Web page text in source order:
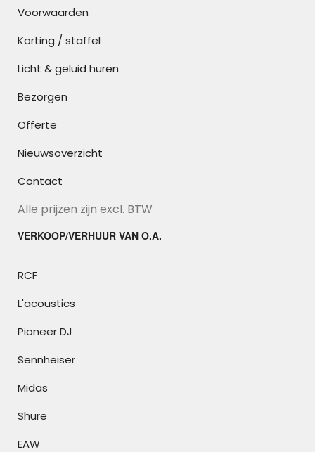
Voorwaarden
Korting / staffel
Licht & geluid huren
Bezorgen
Offerte
Nieuwsoverzicht
Contact
Alle prijzen zijn excl. BTW
VERKOOP/VERHUUR VAN O.A.
RCF
L'acoustics
Pioneer DJ
Sennheiser
Midas
Shure
EAW